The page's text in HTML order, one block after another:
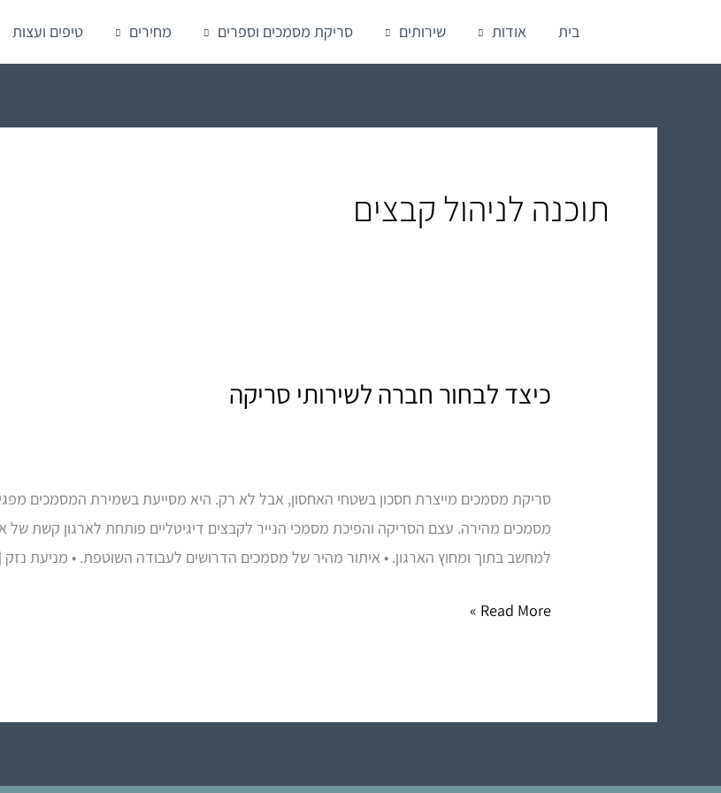
בית אודות שירותים סריקת מסמכים וספרים מחירים טיפים ועצות
תוכנה לניהול קבצים
כיצד לבחור חברה לשירותי סריקה
סריקת מסמכים מייצרת חסכון בשטחי האחסון, אבל לא רק. היא מסייעת בשמירת המסמכים
מסמכים מהירה. עצם הסריקה והפיכת מסמכי הנייר לקבצים דיגיטליים פותחת לארגון קשת
למחשב בתוך ומחוץ הארגון. • איתור מהיר של מסמכים הדרושים לעבודה השוטפת. • מניעת
כיצד
סריקה
Read More »